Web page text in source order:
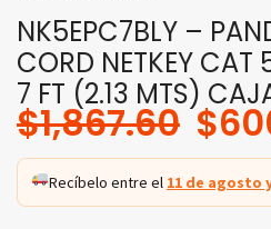
NK5EPC7BLY –
CORD NETKEY CAT
7 FT (2.13 MTS)
$1,867.60 $
Recíbelo entre el 11 de agosto